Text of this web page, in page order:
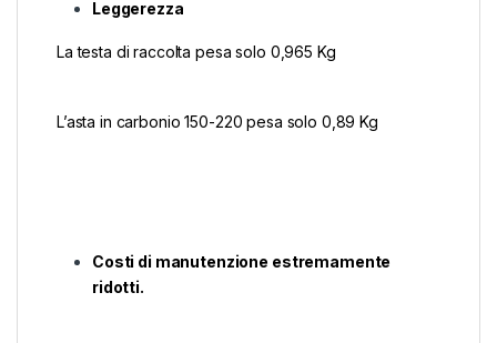
Leggerezza
La testa di raccolta pesa solo 0,965 Kg
L’asta in carbonio 150-220 pesa solo 0,89 Kg
Costi di manutenzione estremamente
ridotti.